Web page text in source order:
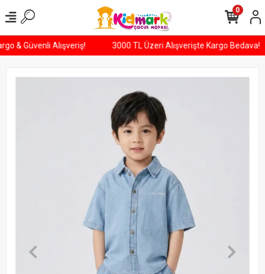
& Güvenli Alışveriş! 3000 TL Üzeri Alışverişte Kargo
0